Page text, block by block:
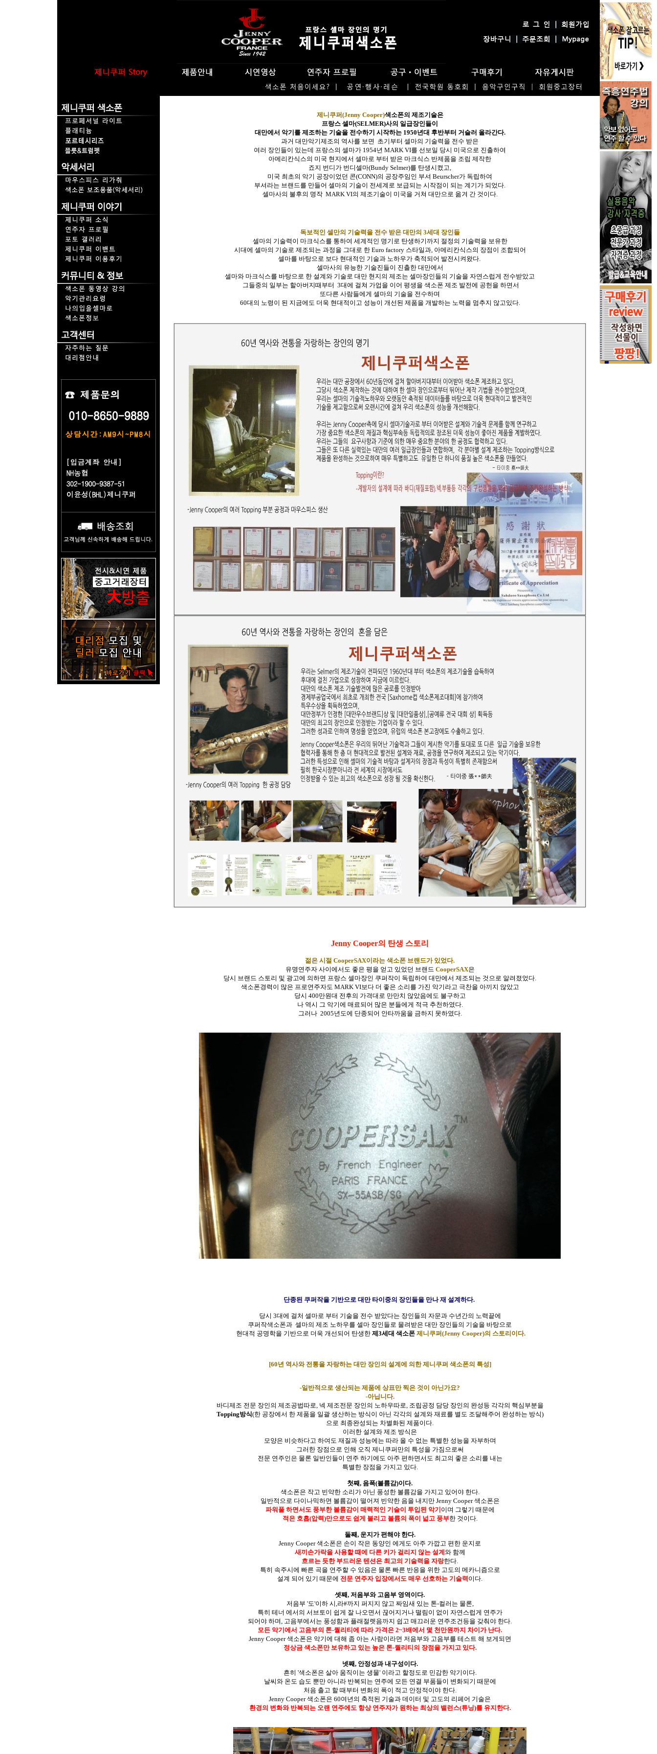
제니쿠퍼(Jenny Cooper)색소폰의 제조기술은
프랑스 셀마(SELMER)사의 일급장인들이
대만에서 악기를 제조하는 기술을 전수하기 시작하는 1950년대 후반부터 거슬러 올라간다.
과거 대만악기제조의 역사를 보면 초기부터 셀마의 기술력을 전수 받은
여러 장인들이 있는데 프랑스의 셀마가 1954년 MARK VI를 선보일 당시 미국으로 진출하여
아메리칸식스의 미국 현지에서 셀마로 부터 받은 마크식스 반제품을 조립 제작한
죠지 번디가 번디셀마(Bundy Selmer)를 탄생시켰고,
미국 최초의 악기 공장이었던 콘(CONN)의 공장주임인 부셔 Beurscher가 독립하여
부셔라는 브랜드를 만들어 셀마의 기술이 전세계로 보급되는 시작점이 되는 계기가 되었다.
셀마사의 불후의 명작 MARK VI의 제조기술이 미국을 거쳐 대만으로 옮겨 간 것이다.
독보적인 셀만의 기술력을 전수 받은 대만의 3세대 장인들
셀마의 기술력이 마크식스를 통하여 세계적인 명기로 탄생하기까지 절정의 기술력을 보유한
시대에 셀마의 기술로 제조되는 과정을 그대로 한 Euro factory 스타일과, 아메리칸식스의 장점이 조합되어
셀마를 바탕으로 보다 현대적인 기술과 노하우가 축적되어 발전시켜왔다.
셀마사의 유능한 기술진들이 진출한 대만에서
셀마와 마크식스를 바탕으로 한 설계와 기술로 대만 현지의 제조는 셀마장인들의 기술을 자연스럽게 전수받았고
그들중의 일부는 할아버지때부터 3대에 걸쳐 가업을 이어 평생을 색소폰 제조 발전에 공헌을 하면서
또다른 사람들에게 셀마의 기술을 전수하며
60대의 노령이 된 지금에도 더욱 현대적이고 성능이 개선된 제품을 개발하는 노력을 멈추지 않고있다.
Jenny Cooper의 탄생 스토리
젊은 시절 CooperSAX이라는 색소폰 브랜드가 있었다.
유명연주자 사이에서도 좋은 평을 얻고 있었던 브랜드 CooperSAX은
당시 브랜드 스토리 및 광고에 의하면 프랑스 셀마장인 쿠퍼작이 독립하여 대만에서 제조되는 것으로 알려졌었다.
색소폰경력이 많은 프로연주자도 MARK VI보다 더 좋은 소리를 가진 악기라고 극찬을 아끼지 않았고
당시 400만원대 전후의 가격대로 만만치 않았음에도 불구하고
나 역시 그 악기에 매료되어 많은 분들에게 적극 추천하였다.
그러나 2005년도에 단종되어 안타까움을 금하지 못하였다.
단종된 쿠퍼작을 기반으로 대만 타이중의 장인들을 만나 재 설계하다.
당시 3대에 걸처 셀마로 부터 기술을 전수 받았다는 장인들의 자문과 수년간의 노력끝에
쿠퍼작색소폰과 셀마의 제조 노하우를 셀마 장인들로 물려받은 대만 장인들의 기술을 바탕으로
현대적 공명학을 기반으로 더욱 개선되어 탄생한 제3세대 색소폰 제니쿠퍼(Jenny Cooper)의 스토리이다.
[60년 역사와 전통을 자랑하는 대만 장인의 설계에 의한제니쿠퍼 색소폰의 특성]
-일반적으로 생산되는 제품에 상표만 찍은 것이 아닌가요?
-아닙니다.
바디제조 전문 장인의 제조공법따로, 넥 제조전문 장인의 노하우따로, 조립공정 담당 장인의 완성등 각각의 핵심부분을
Topping방식(한 공장에서 한 제품을 일괄 생산하는 방식이 아닌 각각의 설계와 재료를 별도 조달해주어 완성하는 방식)
으로 최종완성되는 차별화된 제품이다.
이러한 설계와 제조 방식은
모양은 비슷하다고 하여도 재질과 성능에는 따라 올 수 없는 특별한 성능을 자부하며
그러한 장점으로 인해 오직 제니쿠퍼만의 특성을 가짐으로써
전문 연주인은 물론 일반인들이 연주 하기에도 아주 편하면서도 최고의 좋은 소리를 내는
특별한 장점을 가지고 있다.
첫째, 음폭(볼륨감)이다.
색소폰은 작고 빈약한 소리가 아닌 풍성한 볼륨감을 가지고 있어야 한다.
일반적으로 다이나믹하면 볼륨감이 떨어져 빈약한 음을 내지만 Jenny Cooper 색소폰은
파워풀 하면서도 풍부한 볼륨감이 매력적인 기술이 투입된 악기 이며 그렇기 때문에
적은 호흡(압력)만으로도 쉽게 불리고 볼륨의 폭이 넓고 풍부한 것이다.
둘째, 운지가 편해야 한다.
Jenny Cooper 색소폰은 손이 작은 동양인 에게도 아주 가깝고 편한 운지로
새끼손가락을 사용할 때에 다른 키가 걸리지 않는 설계 와 함께
흐르는 듯한 부드러운 텐션은 최고의 기술력을 자랑한다.
특히 속주시에 빠른 곡을 연주할 수 있음은 물론 빠른 반응을 위한 고도의 메카니즘으로
설계 되어 있기 때문에 전문 연주자 입장에서도 매우 선호하는 기술력 이다.
셋째, 저음부와 고음부 영역이다.
저음부 '도'이하 시,라#까지 퍼지지 않고 짜임새 있는 톤-컬러는 물론,
특히 테너 에서의 서브토이 쉽게 잘 나오면서 끊어지거나 떨림이 없이 자연스럽게 연주가
되어야 하며, 고음부에서는 풍성함과 플래절렛음까지 쉽고 매끄러운 연주조건등을 갖춰야 한다.
모든 악기에서 고음부의 톤-퀄리티에 따라 가격은 2~3배에서 몇 천만원까지 차이가 난다.
Jenny Cooper 색소폰은 악기에 대해 좀 아는 사람이라면 저음부와 고음부를 테스트 해 보게되면
정상금 색소폰만 보유하고 있는 높은 톤-퀄리티의 장점을 가지고 있다.
넷째, 안정성과 내구성이다.
흔히 '색소폰은 살아 움직이는 생물' 이라고 할정도로 민감한 악기이다.
날씨와 온도 습도 뿐만 아니라 반복되는 연주에 모든 연결 부품들이 변화되기 때문에
처음 출고 할 때부터 변화의 폭이 적고 안정적이야 한다.
Jenny Cooper 색소폰은 60여년의 축적된 기술과 데이터 및 고도의 리페어 기술은
환경의 변화와 반복되는 오랜 연주에도 항상 연주자가 원하는 최상의 밸런스(튜닝)를 유지한다.